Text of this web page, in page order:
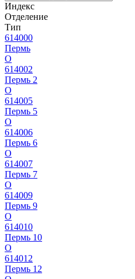
Индекс
Отделение
Тип
614000
Пермь
О
614002
Пермь 2
О
614005
Пермь 5
О
614006
Пермь 6
О
614007
Пермь 7
О
614009
Пермь 9
О
614010
Пермь 10
О
614012
Пермь 12